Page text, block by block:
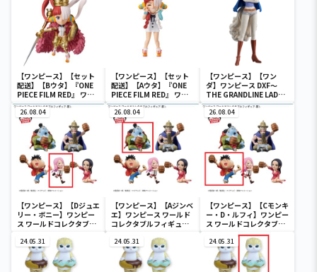
【ワンピース】【セット
配送】【Bウタ】『ONE
PIECE FILM RED』 ワー
ルドコレクタブルフィギ
ュア-UTA COLLECTION-
【ワンピース】【セット
配送】【Aウタ】『ONE
PIECE FILM RED』 ワー
ルドコレクタブルフィギ
ュア-UTA COLLECTION-
【ワンピース】【ワン
ダ】ワンピース DXF～
THE GRANDLINE LADY
～ワノ国 vol.10
26.08.04
【ワンピース】【Dジュエ
リー・ボニー】ワンピー
ス ワールドコレクタブル
26.08.04
【ワンピース】【Aジンベ
エ】ワンピース ワールド
コレクタブルフィギュア-
26.08.04
【ワンピース】【Cモンキ
ー・D・ルフィ】ワンピー
ス ワールドコレクタブル
フィギュア-宴1-
24.05.31 24.05.31 24.05.31